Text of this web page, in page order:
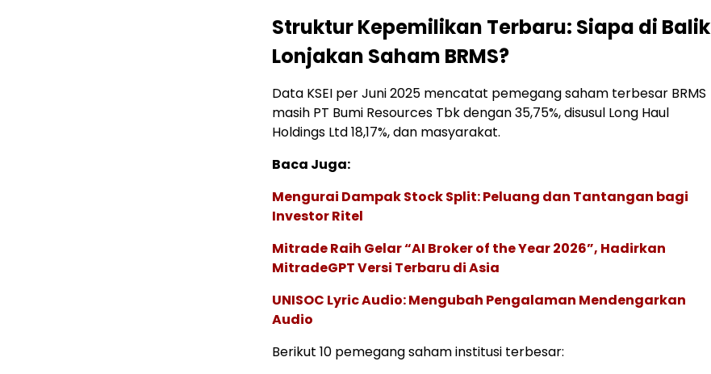
Struktur Kepemilikan Terbaru: Siapa di Balik
Lonjakan Saham BRMS?
Data KSEI per Juni 2025 mencatat pemegang saham terbesar BRMS
masih PT Bumi Resources Tbk dengan 35,75%, disusul Long Haul
Holdings Ltd 18,17%, dan masyarakat.
Baca Juga:
Mengurai Dampak Stock Split: Peluang dan Tantangan bagi
Investor Ritel
Mitrade Raih Gelar “AI Broker of the Year 2026”, Hadirkan
MitradeGPT Versi Terbaru di Asia
UNISOC Lyric Audio: Mengubah Pengalaman Mendengarkan
Audio
Berikut 10 pemegang saham institusi terbesar: